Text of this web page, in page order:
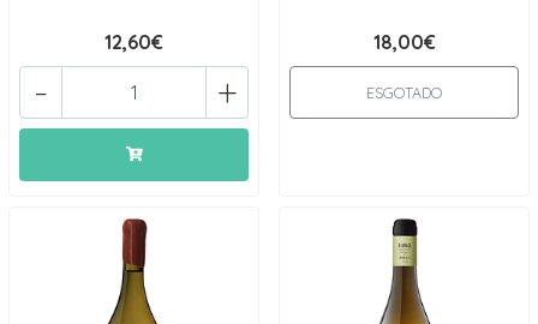
12,60€
+
-
18,00€
ESGOTADO